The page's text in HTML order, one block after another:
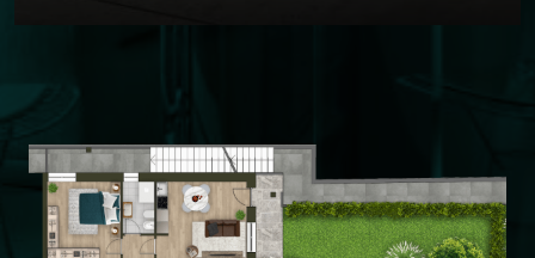
Dichiaro di aver preso visione della
contenuto e di acconsentire ad essere
ricontattato al solo fine di riscontrare la
richiesta inviata.
Mi piacerebbe ricevere, anche con